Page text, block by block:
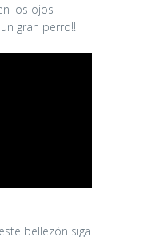
los ojos
gran perro!!
bellezón siga